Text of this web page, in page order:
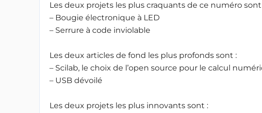
Les deux projets les plus craquants de ce numéro sont
– Bougie électronique à LED
– Serrure à code inviolable
Les deux articles de fond les plus profonds sont :
– Scilab, le choix de l’open source pour le calcul
– USB dévoilé
Les deux projets les plus innovants sont :